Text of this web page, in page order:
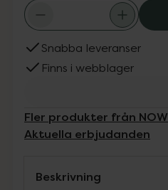
Snabba leveranser
Finns i webblager
Fler produkter från NOW
Aktuella erbjudanden
Beskrivning